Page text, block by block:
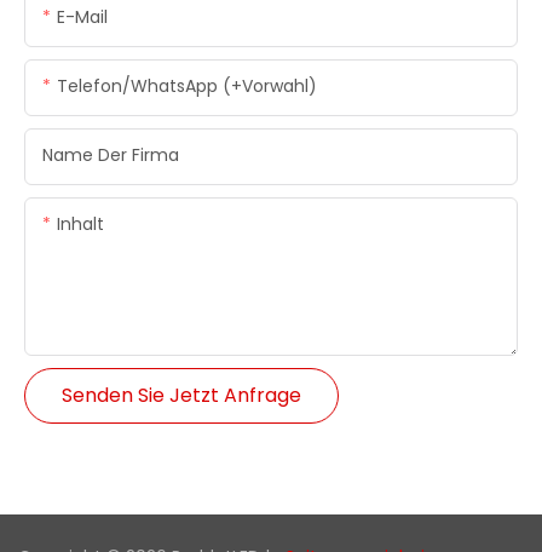
E-Mail
Telefon/WhatsApp (+Vorwahl)
Name Der Firma
Inhalt
Senden Sie Jetzt Anfrage